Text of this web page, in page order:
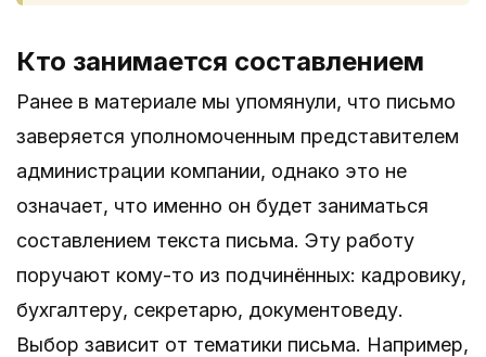
Кто занимается составлением
Ранее в материале мы упомянули, что письмо
заверяется уполномоченным представителем
администрации компании, однако это не
означает, что именно он будет заниматься
составлением текста письма. Эту работу
поручают кому-то из подчинённых: кадровику,
бухгалтеру, секретарю, документоведу.
Выбор зависит от тематики письма. Например,